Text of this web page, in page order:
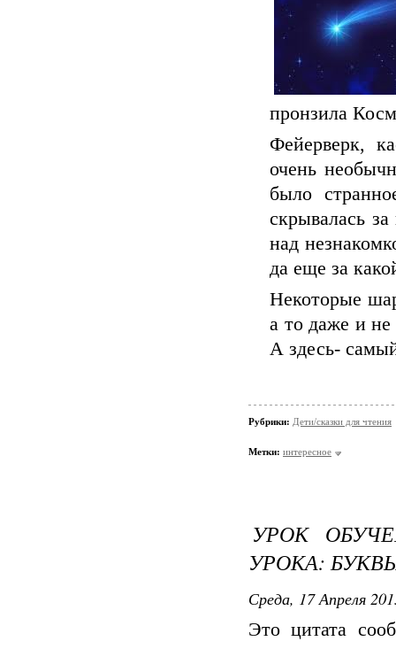
пронзила
Фейерверк,
очень
было
скрывалась
над
да еще за
Некоторые
а то даже и
А здесь-
Рубрики: Дети/сказки для чтения
Метки: интересное
УРОК
УРОКА:
Среда, 17 Апреля
Это цитата